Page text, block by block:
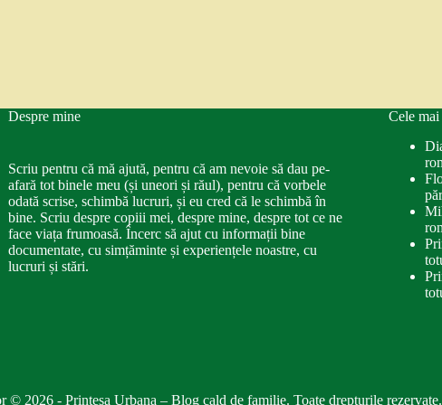
Despre mine
Scriu pentru că mă ajută, pentru că am nevoie să dau pe-
afară tot binele meu (și uneori și răul), pentru că vorbele
odată scrise, schimbă lucruri, și eu cred că le schimbă în
bine. Scriu despre copiii mei, despre mine, despre tot ce ne
face viața frumoasă. Încerc să ajut cu informații bine
documentate, cu simțăminte și experiențele noastre, cu
lucruri și stări.
Cele mai
© 2026 - Printesa Urbana – Blog cald de familie. Toate drepturile rezervate.